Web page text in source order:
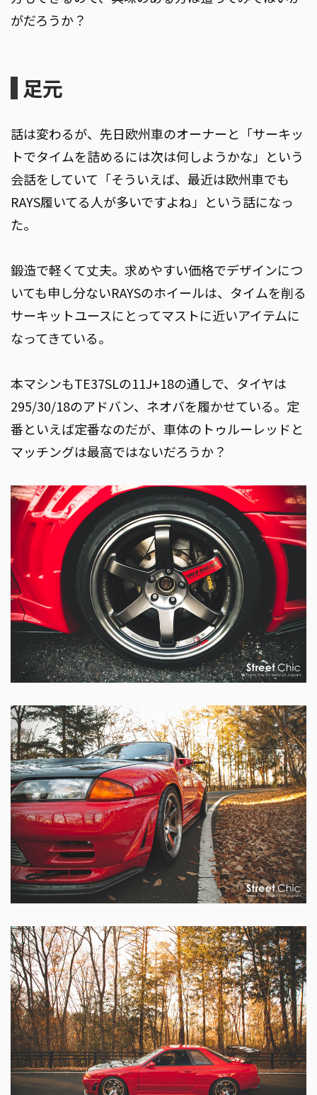
がだろうか？
足元
話は変わるが、先日欧州車のオーナーと「サーキッ
トでタイムを詰めるには次は何しようかな」という
会話をしていて「そういえば、最近は欧州車でも
RAYS履いてる人が多いですよね」という話になっ
た。
鍛造で軽くて丈夫。求めやすい価格でデザインにつ
いても申し分ないRAYSのホイールは、タイムを削る
サーキットユースにとってマストに近いアイテムに
なってきている。
本マシンもTE37SLの11J+18の通しで、タイヤは
295/30/18のアドバン、ネオバを履かせている。定
番といえば定番なのだが、車体のトゥルーレッドと
マッチングは最高ではないだろうか？